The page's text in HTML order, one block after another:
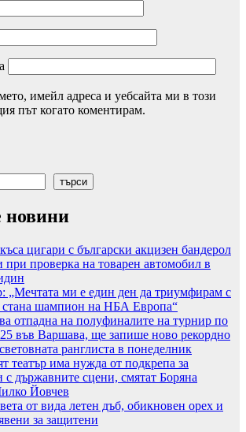
имейл адреса и уебсайта ми в този
път когато коментирам.
търси
новини
цигари с български акцизен бандерол
при проверка на товарен автомобил в
„Мечтата ми е един ден да триумфирам с
шампион на НБА Европа“
отпадна на полуфиналите на турнир по
във Варшава, ще запише ново рекордно
ранглиста в понеделник
театър има нужда от подкрепа за
с държавните сцени, смятат Боряна
Йовчев
от вида летен дъб, обикновен орех и
за защитени